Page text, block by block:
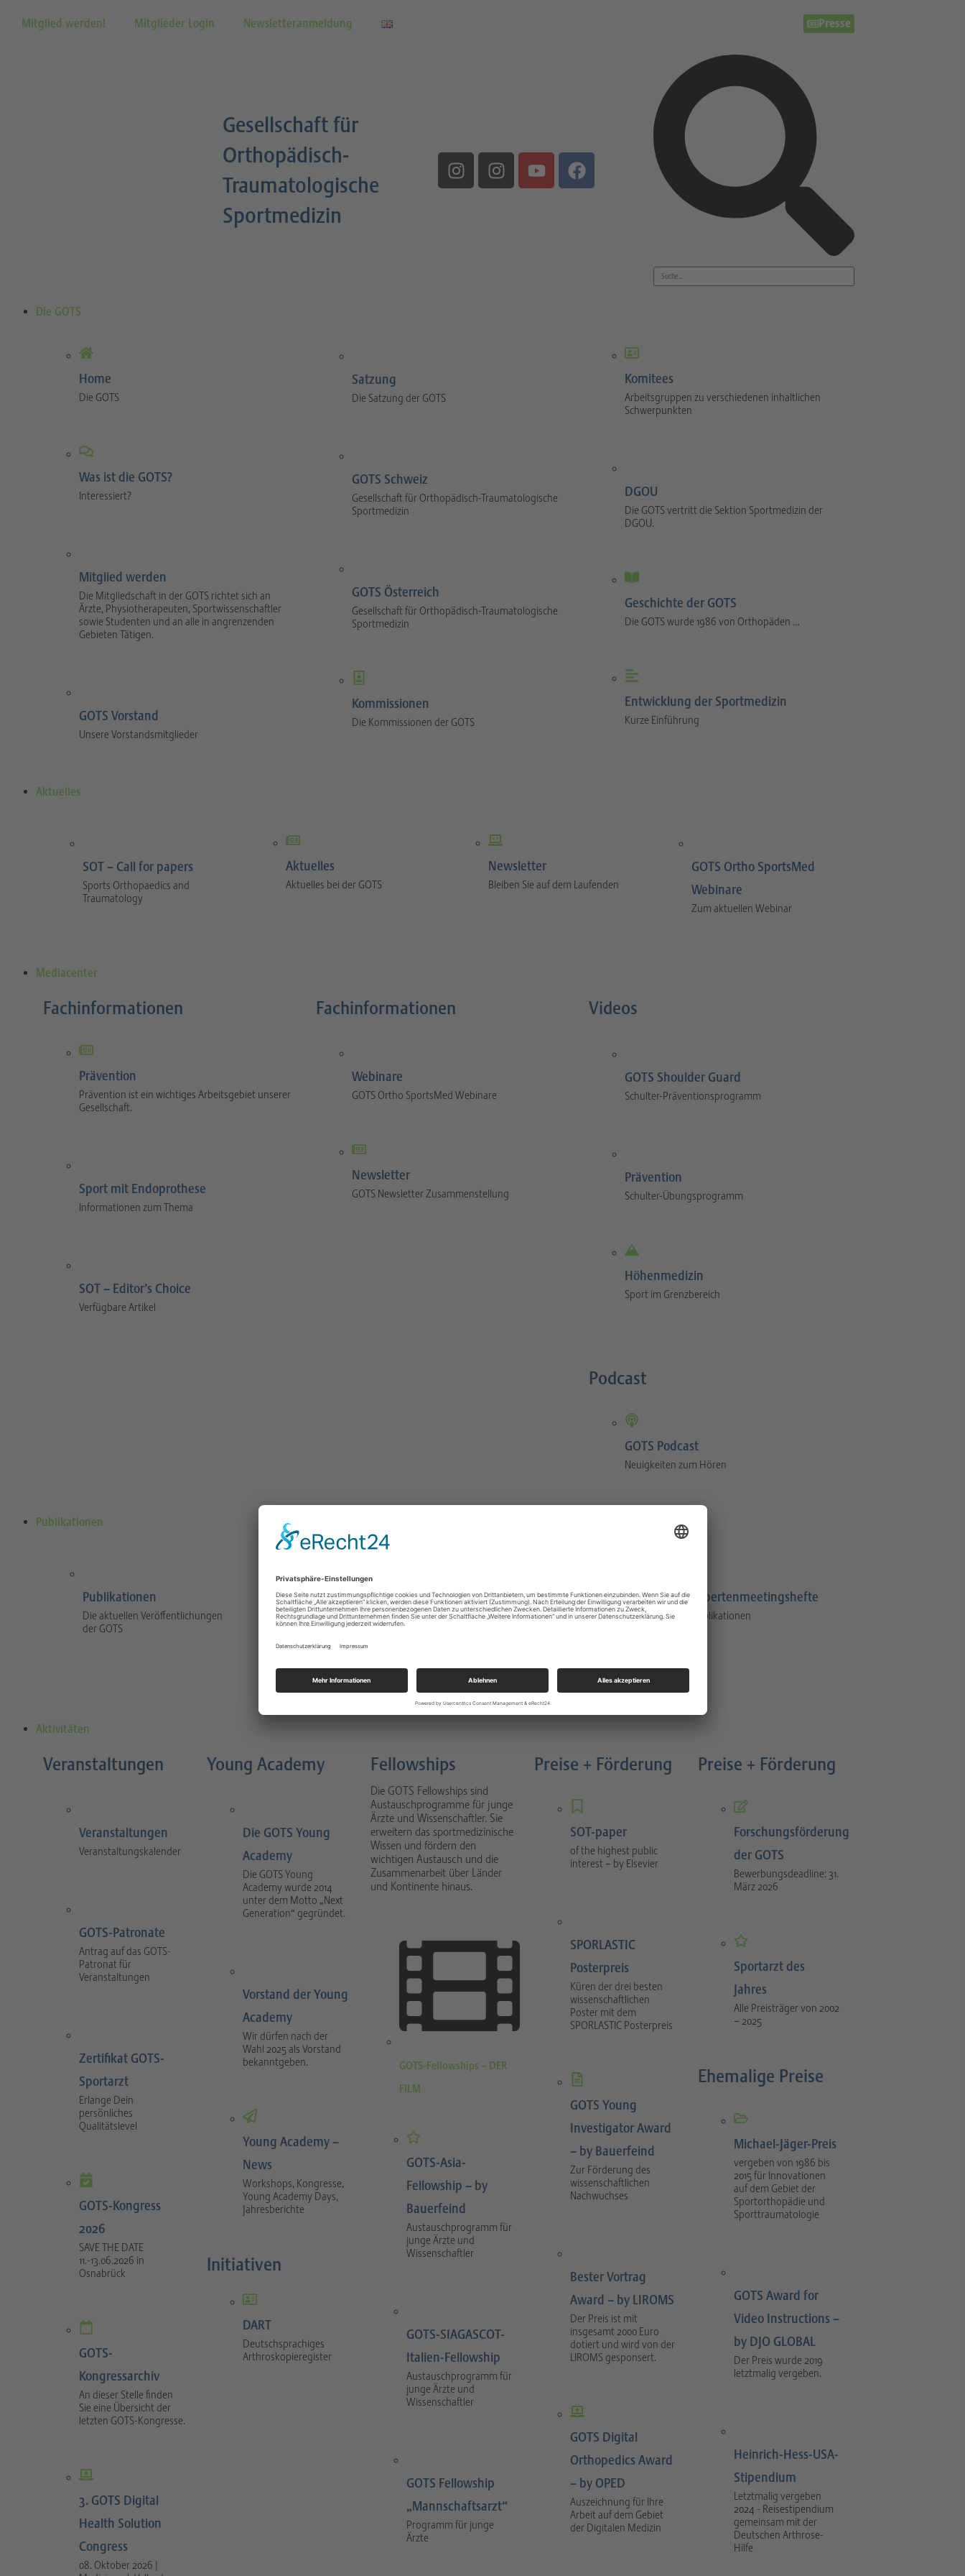
Mitglied werden! Mitglieder Login Newsletteranmeldung Presse
Gesellschaft für
Orthopädisch-
Traumatologische
Sportmedizin
Die GOTS
Home
Die GOTS
Was ist die GOTS?
Interessiert?
Mitglied werden
Die Mitgliedschaft in der GOTS richtet sich an
Ärzte, Physiotherapeuten, Sportwissenschaftler
sowie Studenten und an alle in angrenzenden
Gebieten Tätigen.
GOTS Vorstand
Unsere Vorstandsmitglieder
Satzung
Die Satzung der GOTS
GOTS Schweiz
Gesellschaft für Orthopädisch-Traumatologische
Sportmedizin
GOTS Österreich
Gesellschaft für Orthopädisch-Traumatologische
Sportmedizin
Kommissionen
Die Kommissionen der GOTS
Komitees
Arbeitsgruppen zu verschiedenen inhaltlichen
Schwerpunkten
DGOU
Die GOTS vertritt die Sektion Sportmedizin der
DGOU.
Geschichte der GOTS
Die GOTS wurde 1986 von Orthopäden …
Entwicklung der Sportmedizin
Kurze Einführung
Aktuelles
SOT – Call for papers
Sports Orthopaedics and
Traumatology
Aktuelles
Aktuelles bei der GOTS
Newsletter
Bleiben Sie auf dem Laufenden
GOTS Ortho SportsMed
Webinare
Zum aktuellen Webinar
Mediacenter
Fachinformationen
Prävention
Prävention ist ein wichtiges Arbeitsgebiet unserer
Gesellschaft.
Sport mit Endoprothese
Informationen zum Thema
SOT – Editor’s Choice
Verfügbare Artikel
Fachinformationen
Webinare
GOTS Ortho SportsMed Webinare
Newsletter
GOTS Newsletter Zusammenstellung
Videos
GOTS Shoulder Guard
Schulter-Präventionsprogramm
Prävention
Schulter-Übungsprogramm
Höhenmedizin
Sport im Grenzbereich
Podcast
GOTS Podcast
Neuigkeiten zum Hören
Publikationen
Publikationen
Die aktuellen Veröffentlichungen
der GOTS
Sports Orthopaedics and
Traumatology
and practical sport orthopaedics
GOTS-Manual
Sportverletzungen
Expertenmeetingshefte
Publikationen
Aktivitäten
Veranstaltungen
Veranstaltungen
Veranstaltungskalender
GOTS-Patronate
Antrag auf das GOTS-
Patronat für
Veranstaltungen
Zertifikat GOTS-
Sportarzt
Erlange Dein
persönliches
Qualitätslevel
GOTS-Kongress
2026
SAVE THE DATE
11.-13.06.2026 in
Osnabrück
GOTS-
Kongressarchiv
An dieser Stelle finden
Sie eine Übersicht der
letzten GOTS-Kongresse.
3. GOTS Digital
Health Solution
Congress
08. Oktober 2026 |
Young Academy
Die GOTS Young
Academy
Die GOTS Young
Academy wurde 2014
unter dem Motto „Next
Generation“ gegründet.
Vorstand der Young
Academy
Wir dürfen nach der
Wahl 2025 als Vorstand
bekanntgeben.
Young Academy –
News
Workshops, Kongresse,
Young Academy Days,
Jahresberichte
Initiativen
DART
Deutschsprachiges
Arthroskopieregister
Fellowships
Die GOTS Fellowships sind
Austauschprogramme für junge
Ärzte und Wissenschaftler. Sie
erweitern das sportmedizinische
Wissen und fördern den
wichtigen Austausch und die
Zusammenarbeit über Länder
und Kontinente hinaus.
GOTS-Fellowships – DER
FILM
GOTS-Asia-
Fellowship – by
Bauerfeind
Austauschprogramm für
junge Ärzte und
Wissenschaftler
GOTS-SIAGASCOT-
Italien-Fellowship
Austauschprogramm für
junge Ärzte und
Wissenschaftler
GOTS Fellowship
„Mannschaftsarzt“
Programm für junge
Ärzte
Preise + Förderung
SOT-paper
of the highest public
interest – by Elsevier
SPORLASTIC
Posterpreis
Küren der drei besten
wissenschaftlichen
Poster mit dem
SPORLASTIC Posterpreis
GOTS Young
Investigator Award
– by Bauerfeind
Zur Förderung des
wissenschaftlichen
Nachwuchses
Bester Vortrag
Award – by LIROMS
Der Preis ist mit
insgesamt 2000 Euro
dotiert und wird von der
LIROMS gesponsert.
GOTS Digital
Orthopedics Award
– by OPED
Auszeichnung für Ihre
Arbeit auf dem Gebiet
der Digitalen Medizin
Preise + Förderung
Forschungsförderung
der GOTS
Bewerbungsdeadline: 31.
März 2026
Sportarzt des
Jahres
Alle Preisträger von 2002
– 2025
Ehemalige Preise
Michael-Jäger-Preis
vergeben von 1986 bis
2015 für Innovationen
auf dem Gebiet der
Sportorthopädie und
Sporttraumatologie
GOTS Award for
Video Instructions –
by DJO GLOBAL
Der Preis wurde 2019
letztmalig vergeben.
Heinrich-Hess-USA-
Stipendium
Letztmalig vergeben
2024 - Reisestipendium
gemeinsam mit der
Deutschen Arthrose-
Hilfe